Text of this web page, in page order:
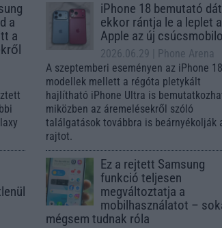
a
a
iPhone 18 bemutató
ekkor rántja le a leplet
Apple az új
2026.06.29
| Phone Arena
A szeptemberi eseményen az iPhone
modellek mellett a régóta pletykált
hajlítható iPhone Ultra is
miközben az áremelésekről szóló
találgatások továbbra is beárnyékolják
rajtot.
Ez a rejtett Samsung
funkció teljesen
megváltoztatja a
mobilhasználatot –
mégsem tudnak róla